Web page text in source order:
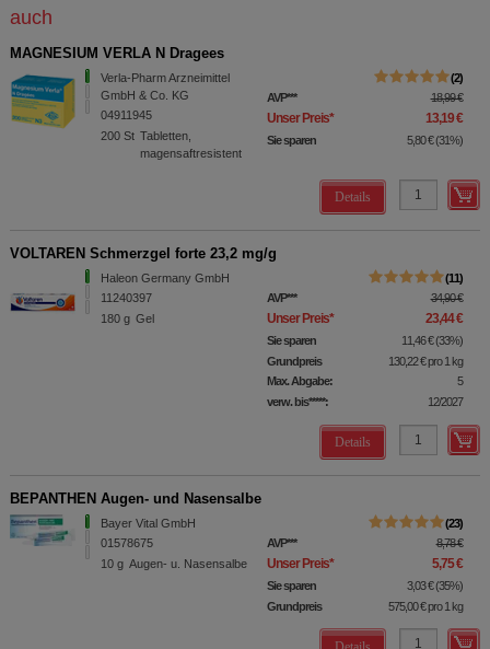
auch
MAGNESIUM VERLA N Dragees
Verla-Pharm Arzneimittel
GmbH & Co. KG
04911945
200 St Tabletten,
magensaftresistent
2
AVP*** 18,99 €
Unser Preis* 13,19 €
Sie sparen 5,80 € (31%)
Details
VOLTAREN Schmerzgel forte 23,2 mg/g
Haleon Germany GmbH
11240397
180 g Gel
11
AVP*** 34,90 €
Unser Preis* 23,44 €
Sie sparen 11,46 € (33%)
Grundpreis
130,22 €pro 1 kg
Max. Abgabe:
5
verw. bis*****:
12/2027
Details
BEPANTHEN Augen- und Nasensalbe
Bayer Vital GmbH
01578675
10 g Augen- u. Nasensalbe
23
AVP*** 8,78 €
Unser Preis* 5,75 €
Sie sparen 3,03 € (35%)
Grundpreis
575,00 €pro 1 kg